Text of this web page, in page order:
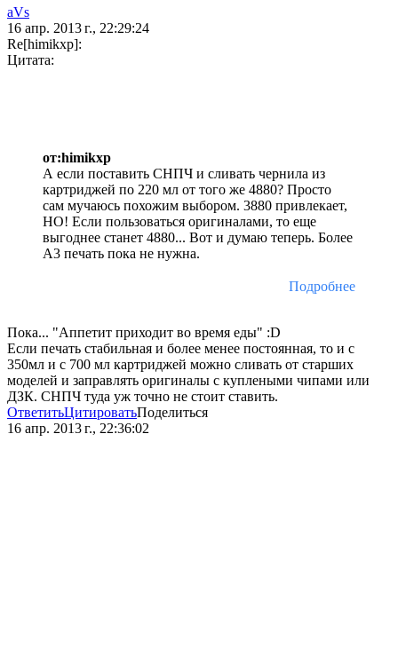
aVs
16 апр. 2013 г., 22:29:24
Re[himikxp]:
Цитата:
от:himikxp
А если поставить СНПЧ и сливать чернила из
картриджей по 220 мл от того же 4880? Просто
сам мучаюсь похожим выбором. 3880 привлекает,
НО! Если пользоваться оригиналами, то еще
выгоднее станет 4880... Вот и думаю теперь. Более
А3 печать пока не нужна.
Подробнее
Пока... "Аппетит приходит во время еды" :D
Если печать стабильная и более менее постоянная, то и с
350мл и с 700 мл картриджей можно сливать от старших
моделей и заправлять оригиналы с куплеными чипами или
ДЗК. СНПЧ туда уж точно не стоит ставить.
ОтветитьЦитироватьПоделиться
16 апр. 2013 г., 22:36:02